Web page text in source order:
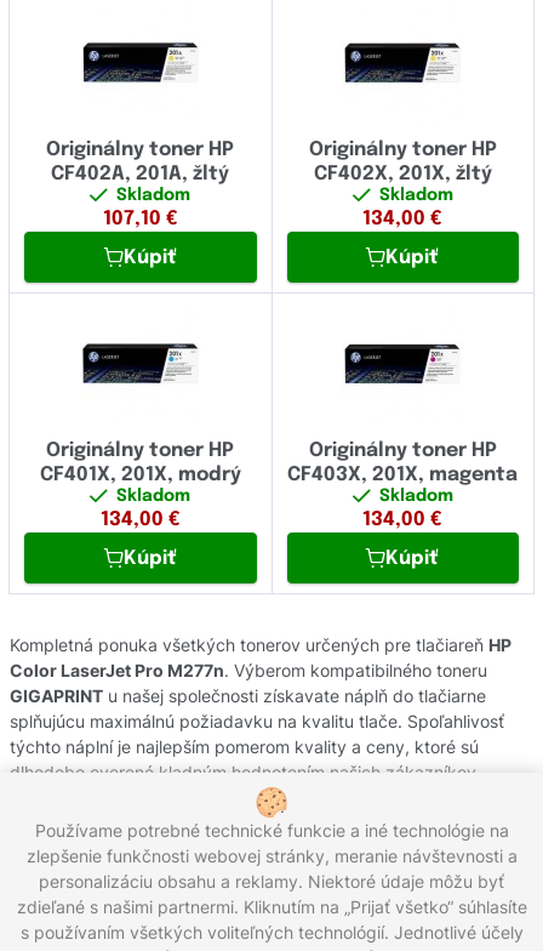
Originálny toner HP
CF402A, 201A, žltý
Skladom
107,10 €
Kúpiť
Originálny toner HP
CF402X, 201X, žltý
Skladom
134,00 €
Kúpiť
Originálny toner HP
CF401X, 201X, modrý
Skladom
134,00 €
Kúpiť
Originálny toner HP
CF403X, 201X, magenta
Skladom
134,00 €
Kúpiť
Kompletná ponuka všetkých tonerov určených pre tlačiareň HP
Color LaserJet Pro M277n. Výberom kompatibilného toneru
GIGAPRINT u našej společnosti získavate náplň do tlačiarne
splňujúcu maximálnú požiadavku na kvalitu tlače. Spoľahlivosť
týchto náplní je najlepším pomerom kvality a ceny, ktoré sú
dlhodobo overené kladným hodnotením našich zákazníkov.
HPpochádzajú z oficiálnej
slovenskej distribúcie s garanciou pôvodu. Potrebujete poradiť s
výberom náplní do Vašej tlačiarne, kontaktujte náš zákaznícky
servis, kde Vám radi pomôžeme.
Používame potrebné technické funkcie a iné technológie na
zlepšenie funkčnosti webovej stránky, meranie návštevnosti a
personalizáciu obsahu a reklamy. Niektoré údaje môžu byť
zdieľané s našimi partnermi. Kliknutím na „Prijať všetko“ súhlasíte
s používaním všetkých voliteľných technológií. Jednotlivé účely